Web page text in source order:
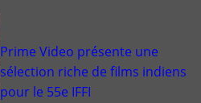
Prime Video présente une
sélection riche de films indiens
pour le 55e IFFI